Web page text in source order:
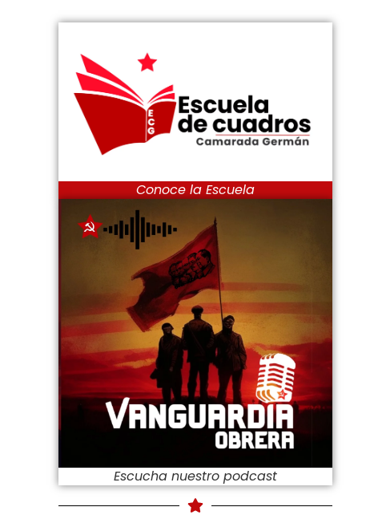
Conoce la Escuela
Escucha nuestro podcast